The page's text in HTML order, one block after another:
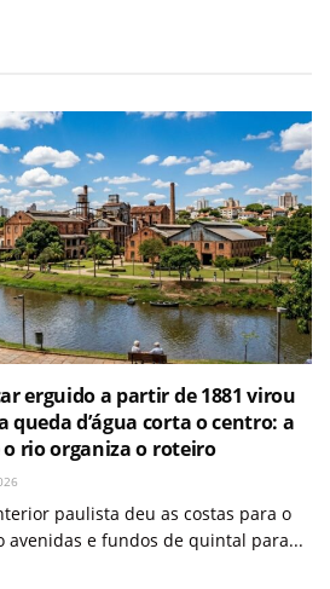
erguido a partir de 1881 virou
d’água corta o centro: a
rio organiza o roteiro
paulista deu as costas para o
e fundos de quintal para...